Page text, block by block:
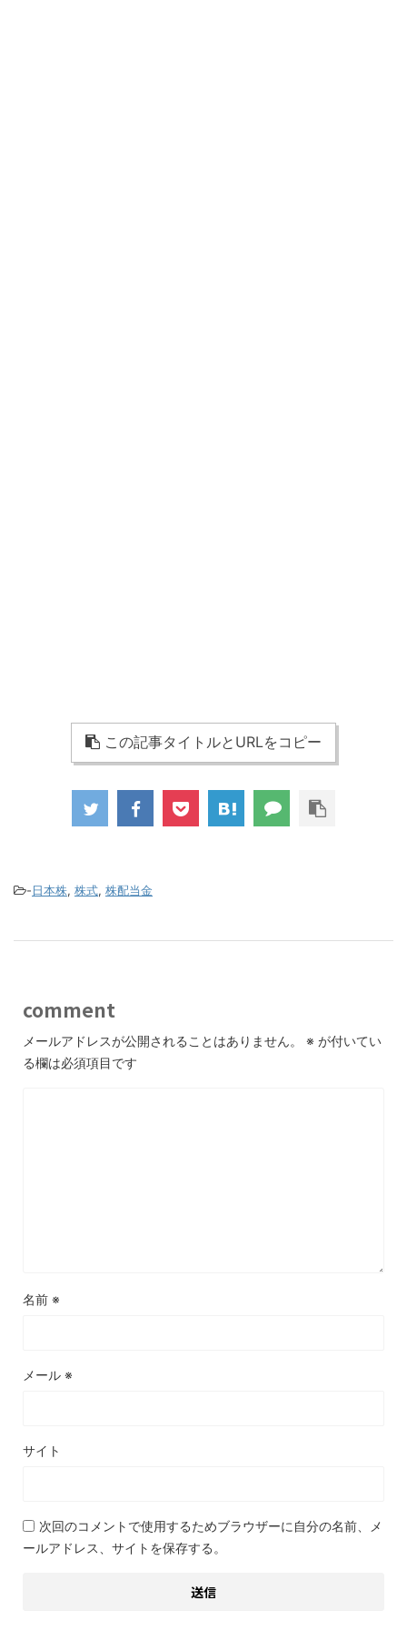
この記事タイトルとURLをコピー
-日本株, 株式, 株配当金
comment
メールアドレスが公開されることはありません。 ※ が付いてい
る欄は必須項目です
名前 ※
メール ※
サイト
次回のコメントで使用するためブラウザーに自分の名前、メ
ールアドレス、サイトを保存する。